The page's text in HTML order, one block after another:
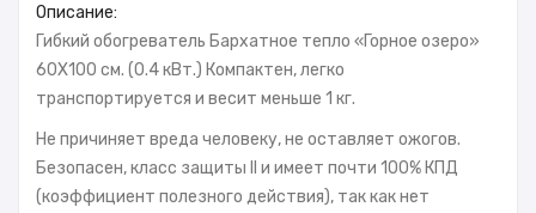
Описание:
Гибкий обогреватель Бархатное тепло «Горное озеро»
60X100 см. (0.4 кВт.) Компактен, легко
транспортируется и весит меньше 1 кг.
Не причиняет вреда человеку, не оставляет ожогов.
Безопасен, класс защиты II и имеет почти 100% КПД
(коэффициент полезного действия), так как нет